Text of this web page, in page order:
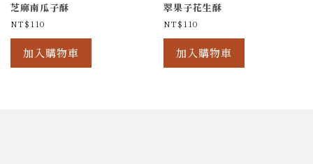
芝麻南瓜子酥
NT$110
加入購物車
翠果子花生酥
NT$110
加入購物車